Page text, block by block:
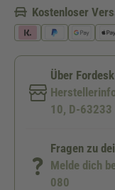
Kostenloser
Über Fordesk
10, D-63233
Fragen zu
Melde dich
080